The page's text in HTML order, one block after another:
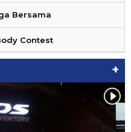
Bersama
Contest
+